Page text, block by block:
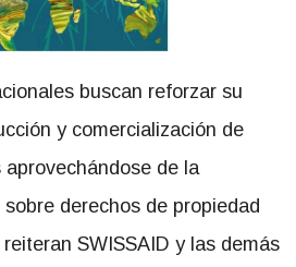
buscan reforzar su
y comercialización de
de la
derechos de propiedad
SWISSAID y las demás